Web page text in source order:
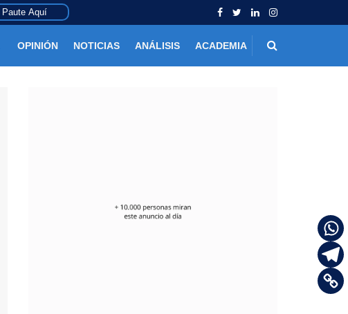
Paute Aquí
OPINIÓN NOTICIAS ANÁLISIS ACADEMIA